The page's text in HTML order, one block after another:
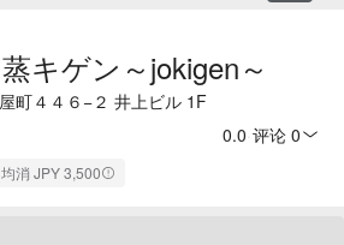
キゲン～jokigen～
町４４６−２ 井上ビル 1F
0.0 评论 0
均消 JPY 3,500